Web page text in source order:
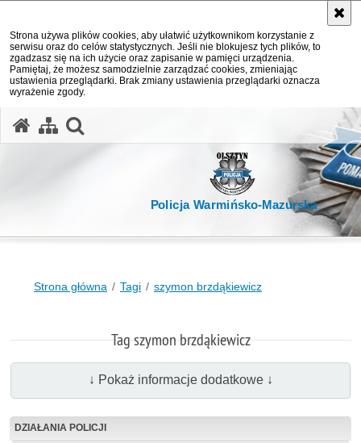
Strona używa plików cookies, aby ułatwić użytkownikom korzystanie z
serwisu oraz do celów statystycznych. Jeśli nie blokujesz tych plików, to
zgadzasz się na ich użycie oraz zapisanie w pamięci urządzenia.
Pamiętaj, że możesz samodzielnie zarządzać cookies, zmieniając
ustawienia przeglądarki. Brak zmiany ustawienia przeglądarki oznacza
wyrażenie zgody.
Policja Warmińsko-Mazurska
Strona główna Tagi szymon brzdąkiewicz
Tag szymon brzdąkiewicz
↓ Pokaż informacje dodatkowe ↓
DZIAŁANIA POLICJI